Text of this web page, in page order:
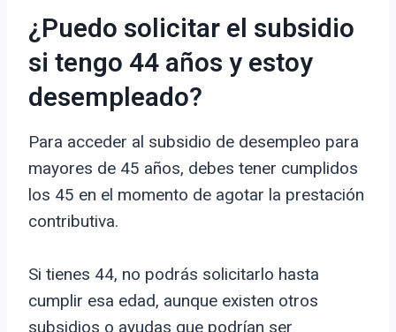
¿Puedo solicitar el subsidio
si tengo 44 años y estoy
desempleado?
Para acceder al subsidio de desempleo para
mayores de 45 años, debes tener cumplidos
los 45 en el momento de agotar la prestación
contributiva.
Si tienes 44, no podrás solicitarlo hasta
cumplir esa edad, aunque existen otros
subsidios o ayudas que podrían ser